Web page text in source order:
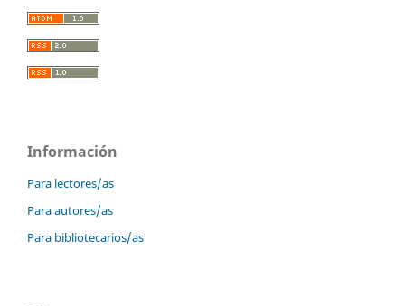
Información
Para lectores/as
Para autores/as
Para bibliotecarios/as